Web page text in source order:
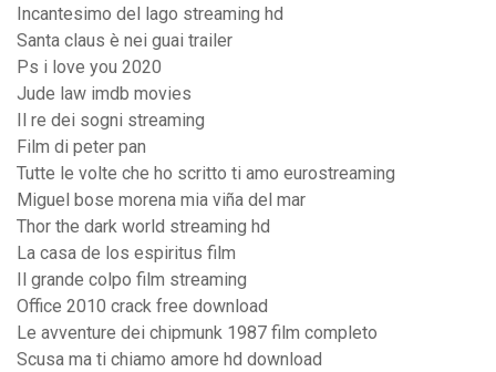
Incantesimo del lago streaming hd
Santa claus è nei guai trailer
Ps i love you 2020
Jude law imdb movies
Il re dei sogni streaming
Film di peter pan
Tutte le volte che ho scritto ti amo eurostreaming
Miguel bose morena mia viña del mar
Thor the dark world streaming hd
La casa de los espiritus film
Il grande colpo film streaming
Office 2010 crack free download
Le avventure dei chipmunk 1987 film completo
Scusa ma ti chiamo amore hd download